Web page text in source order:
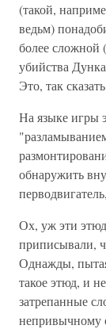
(такой,
ведьм)
более сложной
убийства
Это, так
На языке игры
обнаружить
Ох, уж эти
приписывали,
Однажды,
такое этюд, и
затрепанные
непривычному